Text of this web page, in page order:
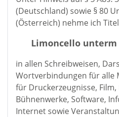
(Deutschland) sowie § 80
(Österreich) nehme ich
Limoncello
in allen Schreibweisen,
Wortverbindungen für alle
für Druckerzeugnisse,
Bühnenwerke, Software,
Internet sowie